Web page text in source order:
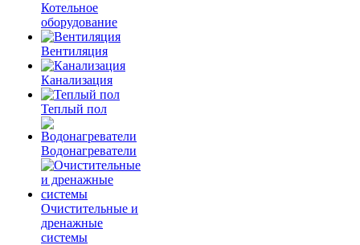
Котельное
оборудование
Вентиляция
Канализация
Теплый пол
Водонагреватели
Очистительные и
дренажные
системы